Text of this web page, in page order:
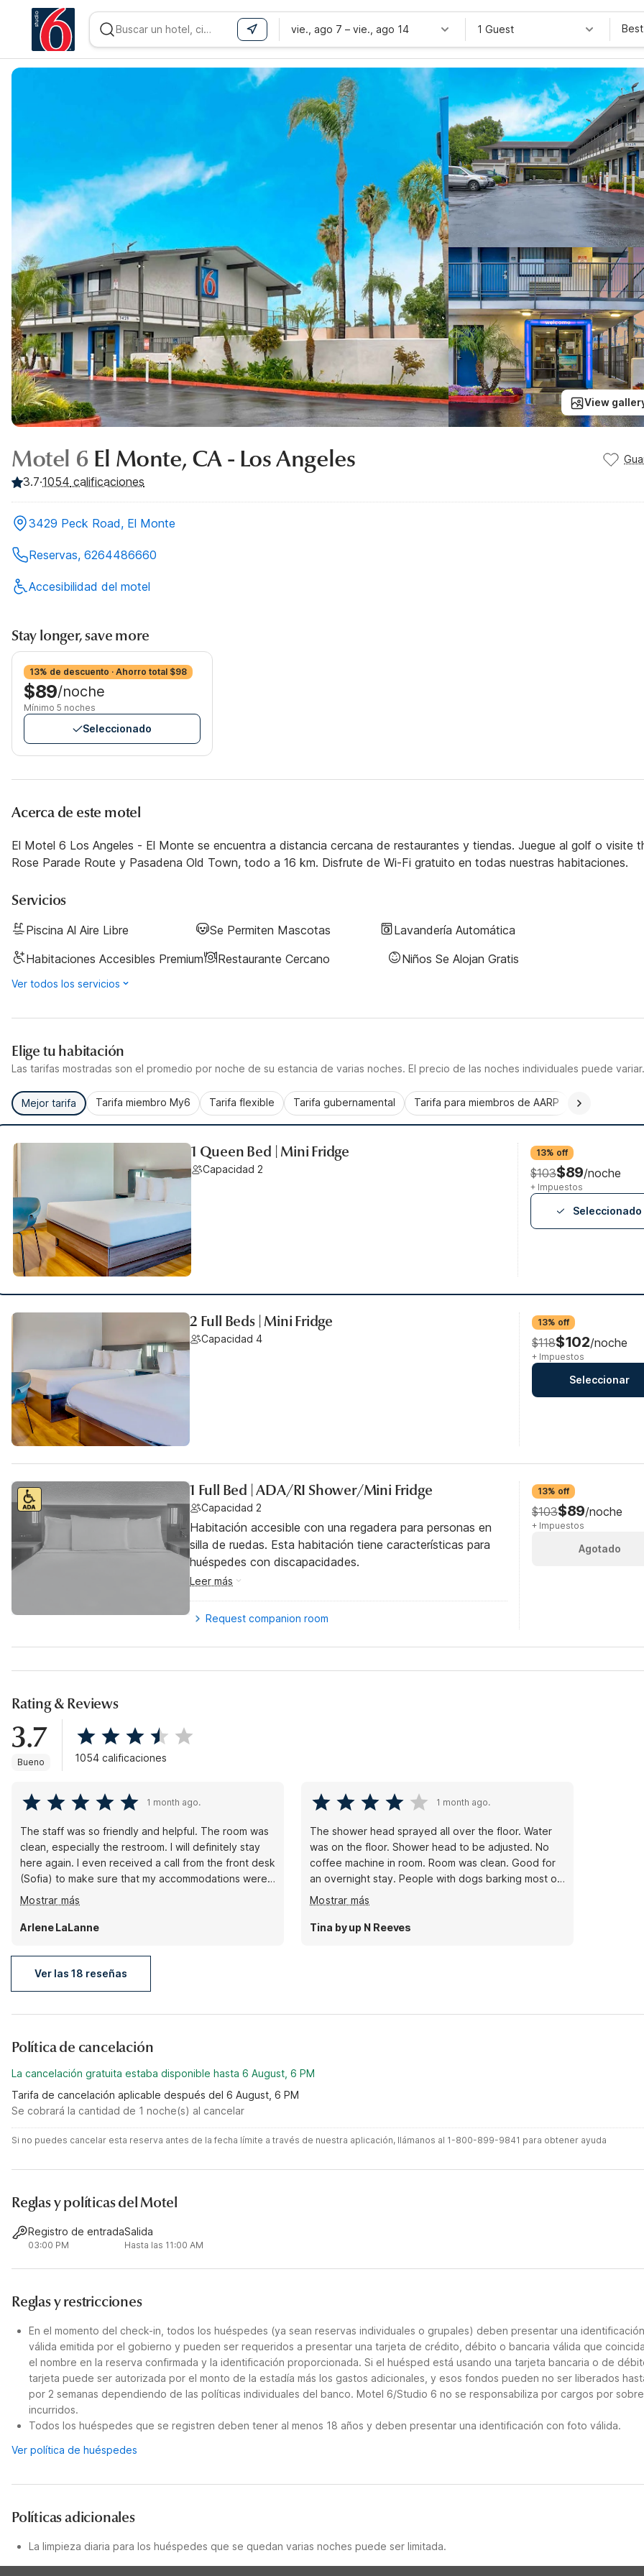
vie., ago 7 – vie., ago 14 1 Guest
View
Motel 6 El Monte, CA - Los Angeles
3.7·1054 calificaciones
3429 Peck Road, El Monte
Reservas, 6264486660
Accesibilidad del motel
Stay longer, save more
13% de descuento · Ahorro total $98
$89/noche
Mínimo 5 noches
Seleccionado
Acerca de este motel
El Motel 6 Los Angeles - El Monte se encuentra a distancia cercana de restaurantes y tiendas. Juegue al golf o visite
Rose Parade Route y Pasadena Old Town, todo a 16 km. Disfrute de Wi-Fi gratuito en todas nuestras habitaciones.
Servicios
Piscina Al Aire Libre Se Permiten Mascotas
Lavandería Automática
Habitaciones Accesibles Premium
Restaurante Cercano Niños Se Alojan Gratis
Ver todos los servicios
Elige tu habitación
Las tarifas mostradas son el promedio por noche de su estancia de varias noches. El precio de las noches individuales puede variar.
Mejor tarifa Tarifa miembro My6 Tarifa flexible Tarifa gubernamental Tarifa para miembros de AARP
1 Queen Bed | Mini Fridge
Capacidad 2
13% off
$103$89/noche
+ Impuestos
Seleccionado
2 Full Beds | Mini Fridge
Capacidad 4
13% off
$118$102/noche
+ Impuestos
Seleccionar
1 Full Bed | ADA/RI Shower/Mini Fridge
Capacidad 2
Habitación accesible con una regadera para personas en
silla de ruedas. Esta habitación tiene características para
huéspedes con discapacidades.
Leer más
Request companion room
13% off
$103$89/noche
+ Impuestos
Agotado
Rating & Reviews
3.7
Bueno 1054 calificaciones
1 month ago.
The staff was so friendly and helpful. The room was
clean, especially the restroom. I will definitely stay
here again. I even received a call from the front desk
(Sofia) to make sure that my accommodations were
being served and that everything in the room was
too my standard.
Mostrar más
Arlene LaLanne
1 month ago.
The shower head sprayed all over the floor. Water
was on the floor. Shower head to be adjusted. No
coffee machine in room. Room was clean. Good for
an overnight stay. People with dogs barking most of
the night. Pillows weren’t fluffy. But ok
Mostrar más
Tina by up N Reeves
Ver las 18 reseñas
Política de cancelación
La cancelación gratuita estaba disponible hasta 6 August, 6 PM
Tarifa de cancelación aplicable después del 6 August, 6 PM
Se cobrará la cantidad de 1 noche(s) al cancelar
Si no puedes cancelar esta reserva antes de la fecha límite a través de nuestra aplicación, llámanos al 1-800-899-9841 para obtener ayuda
Reglas y políticas del Motel
Registro de entrada
03:00 PM
Salida
Hasta las 11:00 AM
Reglas y restricciones
En el momento del check-in, todos los huéspedes (ya sean reservas individuales o grupales) deben presentar una identificación
válida emitida por el gobierno y pueden ser requeridos a presentar una tarjeta de crédito, débito o bancaria válida que
el nombre en la reserva confirmada y la identificación proporcionada. Si el huésped está usando una tarjeta bancaria o de
tarjeta puede ser autorizada por el monto de la estadía más los gastos adicionales, y esos fondos pueden no ser liberados
por 2 semanas dependiendo de las políticas individuales del banco. Motel 6/Studio 6 no se responsabiliza por cargos por
incurridos.
Todos los huéspedes que se registren deben tener al menos 18 años y deben presentar una identificación con foto válida.
Ver política de huéspedes
Políticas adicionales
La limpieza diaria para los huéspedes que se quedan varias noches puede ser limitada.